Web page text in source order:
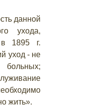
данной
ухода,
в 1895 г.
уход - не
больных;
жить».